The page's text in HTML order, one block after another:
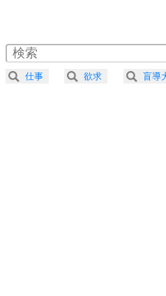
4 器の大きい人
プラス思考
2.0倍速 （250KB 1分3秒
2.5倍速 （200KB 50秒）
3.0倍速 （167KB 42秒）
仕事 欲求 盲導